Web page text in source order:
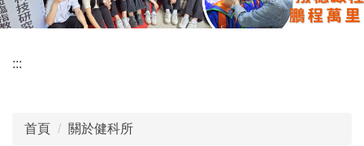
:::
首頁 關於健科所